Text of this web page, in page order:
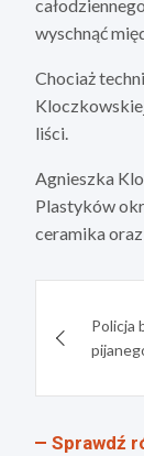
wyschnąć
Chociaż
liści.
Agnieszka
Plastyków
ceramika
wpisu
Policja
Sprawdź